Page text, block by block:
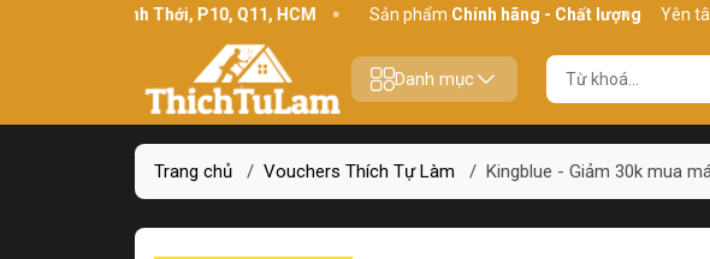
234 Bình Thới, P10, Q11, HCM Sản phẩmChính hãng - Chất lượng Yên tâm
Danh mục
Trang chủ / Vouchers Thích Tự Làm / Kingblue - Giảm 30k mua